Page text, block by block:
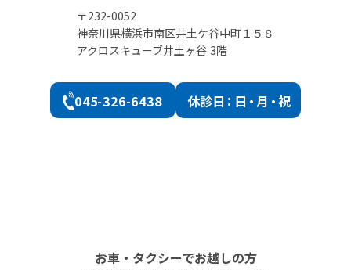
〒232-0052
神奈川県横浜市南区井土ケ谷中町１５８
アクロスキューブ井土ヶ谷 3階
045-326-6438 休診日：日・月・祝
お車・タクシーでお越しの方